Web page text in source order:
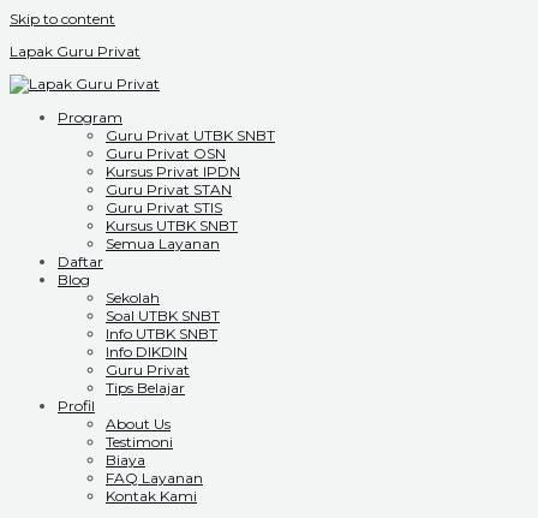
Skip to content
Lapak Guru Privat
Program
Guru Privat UTBK SNBT
Guru Privat OSN
Kursus Privat IPDN
Guru Privat STAN
Guru Privat STIS
Kursus UTBK SNBT
Semua Layanan
Daftar
Blog
Sekolah
Soal UTBK SNBT
Info UTBK SNBT
Info DIKDIN
Guru Privat
Tips Belajar
Profil
About Us
Testimoni
Biaya
FAQ Layanan
Kontak Kami